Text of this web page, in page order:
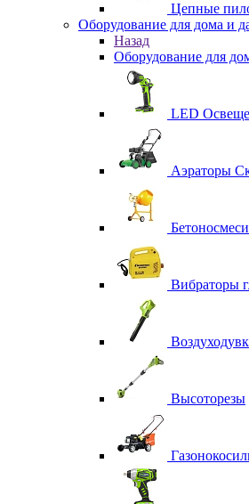
Цепные
Оборудование для дома и
Назад
Оборудование для
LED
Аэраторы
Вибраторы
Высоторезы